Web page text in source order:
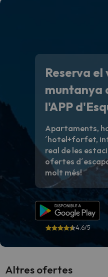
Reserva
muntanya
l'APP
Apartaments,
´hotel+forfet,
real de les
ofertes
molt més!
4.6/5
Altres ofertes